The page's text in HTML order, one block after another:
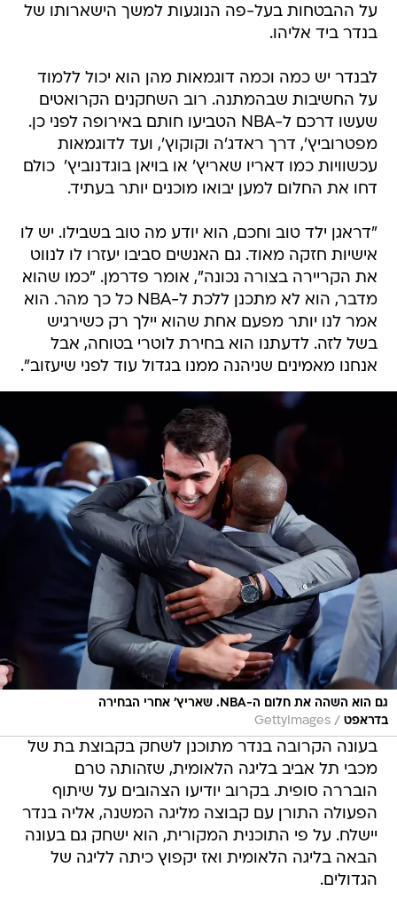
על ההבטחות בעל-פה הנוגעות למשך הישארותו של
בנדר ביד אליהו.
לבנדר יש כמה וכמה דוגמאות מהן הוא יכול ללמוד
על החשיבות שבהמתנה. רוב השחקנים הקרואטים
שעשו דרכם ל-NBA הטביעו חותם באירופה לפני כן.
מפטרוביץ', דרך ראדג'ה וקוקוץ', ועד לדוגמאות
עכשוויות כמו דאריו שאריץ' או בויאן בוגדנוביץ'  כולם
דחו את החלום למען יבואו מוכנים יותר בעתיד.
"דראגן ילד טוב וחכם, הוא יודע מה טוב בשבילו. יש לו
אישיות חזקה מאוד. גם האנשים סביבו יעזרו לו לנווט
את הקריירה בצורה נכונה", אומר פדרמן. "כמו שהוא
מדבר, הוא לא מתכנן ללכת ל-NBA כל כך מהר. הוא
אמר לנו יותר מפעם אחת שהוא יילך רק כשירגיש
בשל לזה. לדעתנו הוא בחירת לוטרי בטוחה, אבל
אנחנו מאמינים שניהנה ממנו בגדול עוד לפני שיעזוב".
גם הוא השהה את חלום ה-NBA. שאריץ' אחרי הבחירה
בדראפט /
GettyImages
בעונה הקרובה בנדר מתוכנן לשחק בקבוצת בת של
מכבי תל אביב בליגה הלאומית, שזהותה טרם
הובררה סופית. בקרוב יודיעו הצהובים על שיתוף
הפעולה התורן עם קבוצה מליגה המשנה, אליה בנדר
יישלח. על פי התוכנית המקורית, הוא ישחק גם בעונה
הבאה בליגה הלאומית ואז יקפוץ כיתה לליגה של
הגדולים.